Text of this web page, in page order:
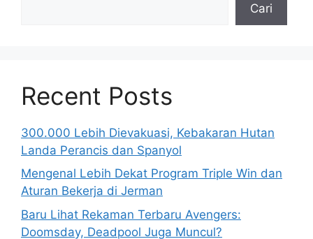
Cari
Recent Posts
300.000 Lebih Dievakuasi, Kebakaran Hutan
Landa Perancis dan Spanyol
Mengenal Lebih Dekat Program Triple Win dan
Aturan Bekerja di Jerman
Baru Lihat Rekaman Terbaru Avengers:
Doomsday, Deadpool Juga Muncul?